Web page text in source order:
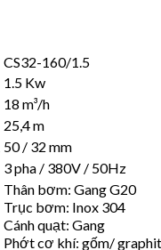
CS32-160/1.5
1.5 Kw
18 m³/h
25,4 m
50 / 32 mm
3 pha / 380V / 50Hz
Thân bơm: Gang G20
Trục bơm: Inox 304
Cánh quạt: Gang
Phớt cơ khí: gốm/